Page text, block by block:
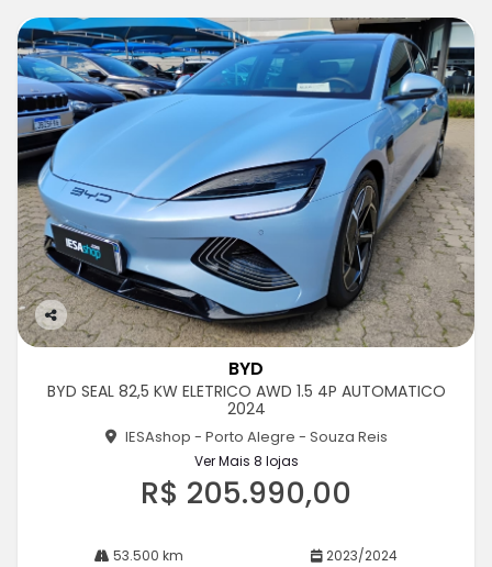
Co
rtil
BYD
BYD SEAL 82,5 KW ELETRICO AWD 1.5 4P AUTOMATICO
2024
IESAshop - Porto Alegre - Souza Reis
Ver Mais 8 lojas
R$ 205.990,00
53.500 km 2023/2024